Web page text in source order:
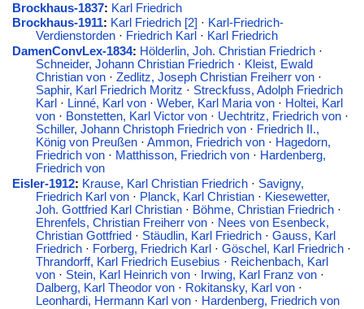
Brockhaus-1837: Karl Friedrich
Brockhaus-1911: Karl Friedrich [2] · Karl-Friedrich-
Verdienstorden· Friedrich Karl · Karl Friedrich
DamenConvLex-1834: Hölderlin, Joh. Christian Friedrich·
Schneider, Johann Christian Friedrich· Kleist, Ewald
Christian von· Zedlitz, Joseph Christian Freiherr von·
Saphir, Karl Friedrich Moritz · Streckfuss, Adolph Friedrich
Karl · Linné, Karl von· Weber, Karl Maria von· Holtei, Karl
von· Bonstetten, Karl Victor von· Uechtritz, Friedrich von·
Schiller, Johann Christoph Friedrich von· Friedrich II.,
König von Preußen· Ammon, Friedrich von· Hagedorn,
Friedrich von· Matthisson, Friedrich von· Hardenberg,
Friedrich von
Eisler-1912: Krause, Karl Christian Friedrich· Savigny,
Friedrich Karl von· Planck, Karl Christian· Kiesewetter,
Joh. Gottfried Karl Christian· Böhme, Christian Friedrich·
Ehrenfels, Christian Freiherr von· Nees von Esenbeck,
Christian Gottfried · Stäudlin, Karl Friedrich· Gauss, Karl
Friedrich· Forberg, Friedrich Karl · Göschel, Karl Friedrich·
Thrandorff, Karl Friedrich Eusebius · Reichenbach, Karl
von· Stein, Karl Heinrich von· Irwing, Karl Franz von·
Dalberg, Karl Theodor von· Rokitansky, Karl von·
Leonhardi, Hermann Karl von· Hardenberg, Friedrich von